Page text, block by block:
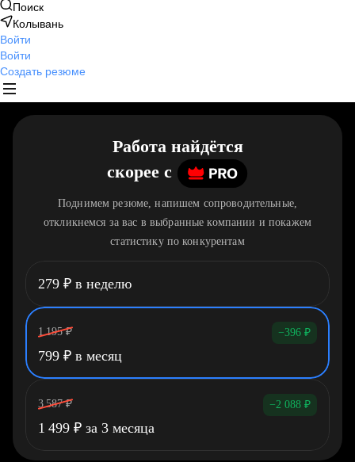
Поиск
Колывань
Войти
Войти
Создать резюме
Работа найдётся
скорее c
Поднимем резюме, напишем сопроводительные,
откликнемся за вас в выбранные компании и покажем
статистику по конкурентам
279 ₽ в неделю
1 195 ₽ −396 ₽
799 ₽ в месяц
3 587 ₽ −2 088 ₽
1 499 ₽ за 3 месяца